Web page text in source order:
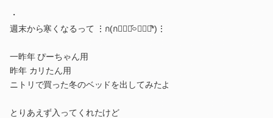
・
週末から寒くなるって ‪⋮ก(ก꒪⃙⃚᷄࿁꒪⃚⃙᷅*)⋮
一昨年 ぴーちゃん用
昨年 カリたん用
ニトリで買った冬のベッドを出してみたよ
とりあえず入ってくれたけど